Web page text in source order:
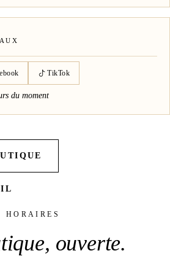
TikTok
du moment
HORAIRES
ouverte.